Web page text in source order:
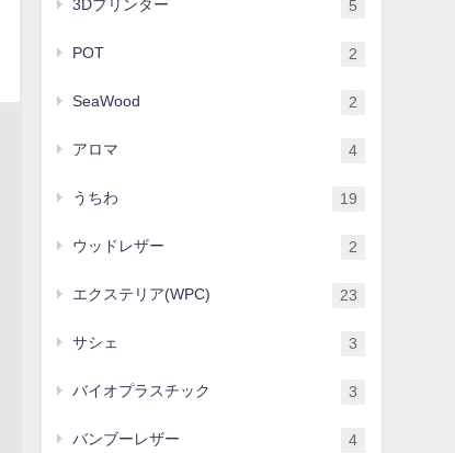
3Dプリンター 5
POT 2
SeaWood 2
アロマ 4
うちわ 19
ウッドレザー 2
エクステリア(WPC) 23
サシェ 3
バイオプラスチック 3
バンブーレザー 4